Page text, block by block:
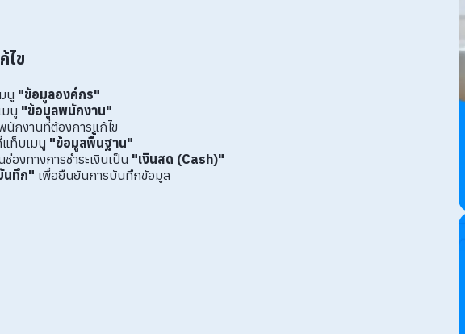
ไข
นู "ข้อมูลองค์กร"
มนู "ข้อมูลพนักงาน"
นักงานที่ต้องการแก้ไข
ท็บเมนู "ข้อมูลพื้นฐาน"
ช่องทางการชำระเงินเป็น "เงินสด (Cash)"
นทึก" เพื่อยืนยันการบันทึกข้อมูล